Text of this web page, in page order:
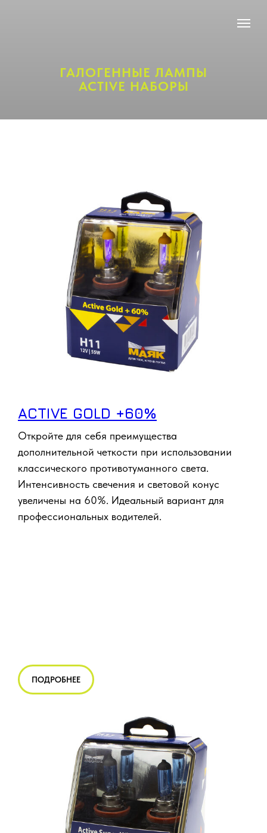
ГАЛОГЕННЫЕ ЛАМПЫ
ACTIVE НАБОРЫ
ACTIVE GOLD +60%
Откройте для себя преимущества
дополнительной четкости при использовании
классического противотуманного света.
Интенсивность свечения и световой конус
увеличены на 60%. Идеальный вариант для
профессиональных водителей.
ПОДРОБНЕЕ